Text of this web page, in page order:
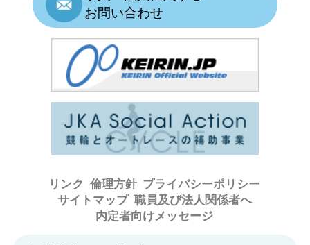
お問い合わせ
リンク 倫理方針 プライバシーポリシー
サイトマップ 職員及び法人関係者へ
内定者向けメッセージ